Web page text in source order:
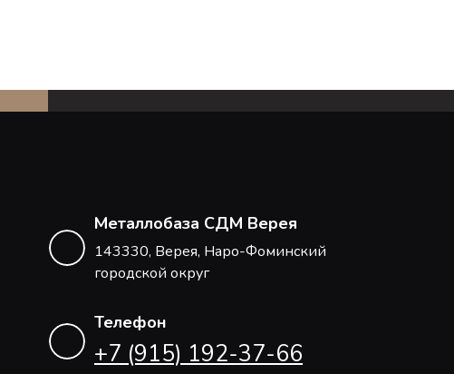
Металлобаза СДМ Верея
143330, Верея, Наро-Фоминский
городской округ
Телефон
+7 (915) 192-37-66